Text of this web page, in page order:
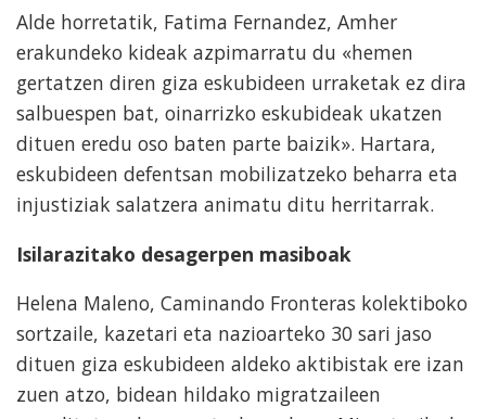
Alde horretatik, Fatima Fernandez, Amher
erakundeko kideak azpimarratu du «hemen
gertatzen diren giza eskubideen urraketak ez dira
salbuespen bat, oinarrizko eskubideak ukatzen
dituen eredu oso baten parte baizik». Hartara,
eskubideen defentsan mobilizatzeko beharra eta
injustiziak salatzera animatu ditu herritarrak.
Isilarazitako desagerpen masiboak
Helena Maleno, Caminando Fronteras kolektiboko
sortzaile, kazetari eta nazioarteko 30 sari jaso
dituen giza eskubideen aldeko aktibistak ere izan
zuen atzo, bidean hildako migratzaileen